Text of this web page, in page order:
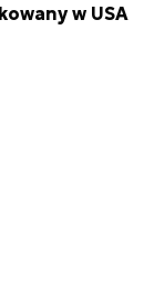
w USA